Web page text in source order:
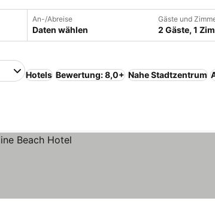
An-/Abreise
Daten wählen
Gäste und
2 Gäste, 1
Hotels Bewertung: 8,0+ Nahe Stadtzentrum